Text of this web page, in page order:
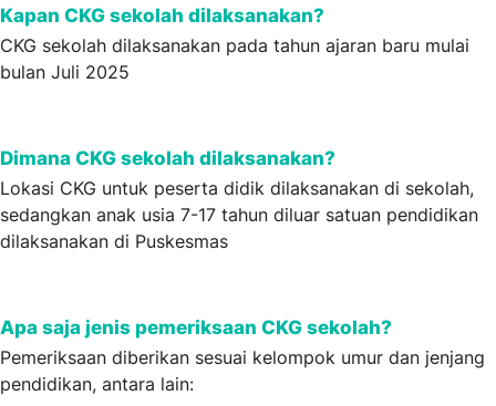
Kapan CKG sekolah dilaksanakan?
CKG sekolah dilaksanakan pada tahun ajaran baru mulai
bulan Juli 2025
Dimana CKG sekolah dilaksanakan?
Lokasi CKG untuk peserta didik dilaksanakan di sekolah,
sedangkan anak usia 7-17 tahun diluar satuan pendidikan
dilaksanakan di Puskesmas
Apa saja jenis pemeriksaan CKG sekolah?
Pemeriksaan diberikan sesuai kelompok umur dan jenjang
pendidikan, antara lain: